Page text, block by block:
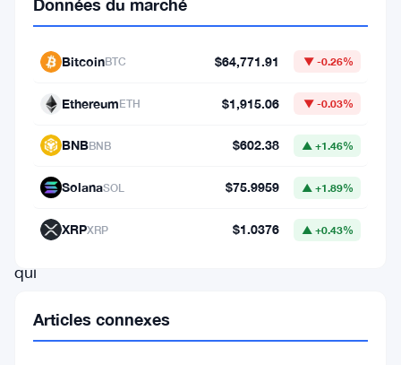
partenariat
stratégique
avec
géant
bancaire
BNY
Mellon,
qui
désormais
Données du marché
BitcoinBTC $64,771.91 ▼ -0.26%
EthereumETH $1,915.06 ▼ -0.03%
BNBBNB $602.38 ▲ +1.46%
SolanaSOL $75.9959 ▲ +1.89%
XRPXRP $1.0376 ▲ +0.43%
Articles connexes